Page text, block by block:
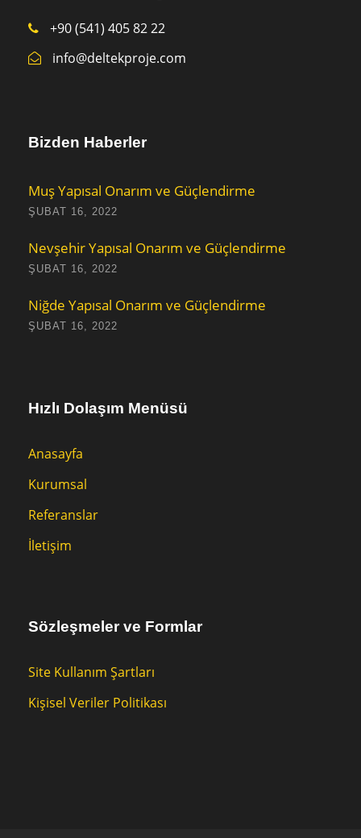
+90 (541) 405 82 22
info@deltekproje.com
Bizden Haberler
Muş Yapısal Onarım ve Güçlendirme
ŞUBAT 16, 2022
Nevşehir Yapısal Onarım ve Güçlendirme
ŞUBAT 16, 2022
Niğde Yapısal Onarım ve Güçlendirme
ŞUBAT 16, 2022
Hızlı Dolaşım Menüsü
Anasayfa
Kurumsal
Referanslar
İletişim
Sözleşmeler ve Formlar
Site Kullanım Şartları
Kişisel Veriler Politikası